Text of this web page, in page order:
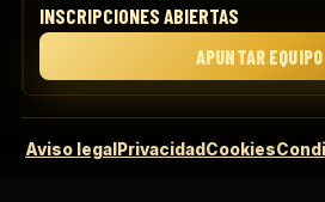
INSCRIPCIONES ABIERTAS
APUNTAR EQUIPO
Aviso legal Privacidad Cookies